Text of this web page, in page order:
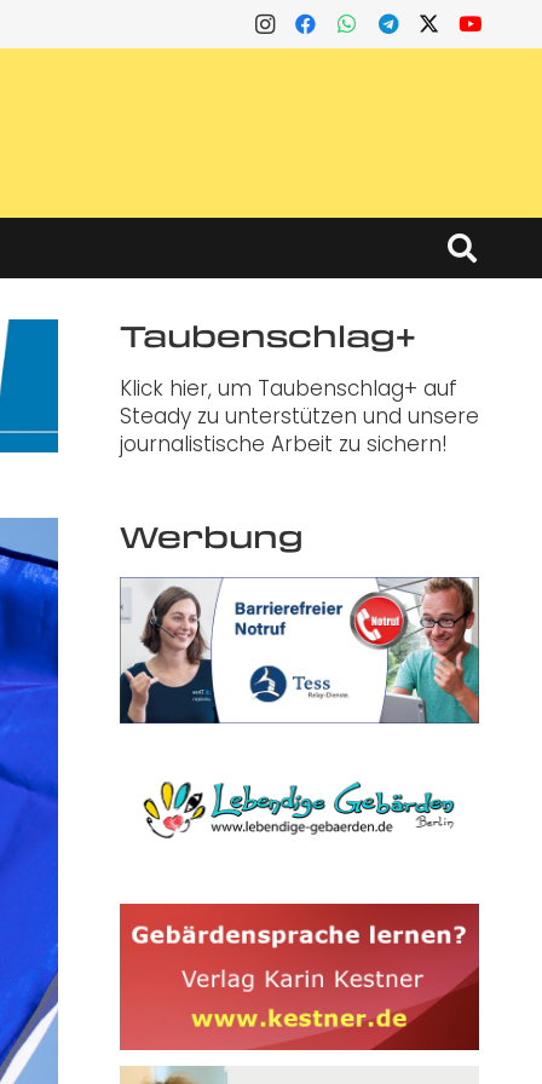
Taubenschlag+
Klick hier, um Taubenschlag+ auf
Steady zu unterstützen und unsere
journalistische Arbeit zu sichern!
Werbung